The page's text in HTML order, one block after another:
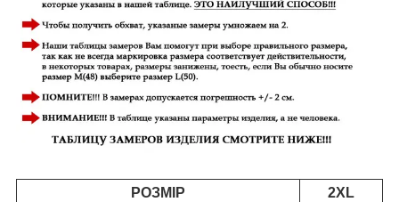
РОЗМІР
2XL